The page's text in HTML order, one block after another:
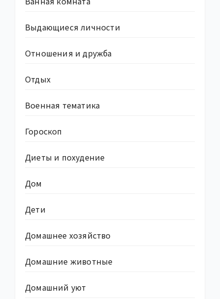
Выдающиеся личности
Отношения и дружба
Отдых
Военная тематика
Гороскоп
Диеты и похудение
Дом
Дети
Домашнее хозяйство
Домашние животные
Домашний уют